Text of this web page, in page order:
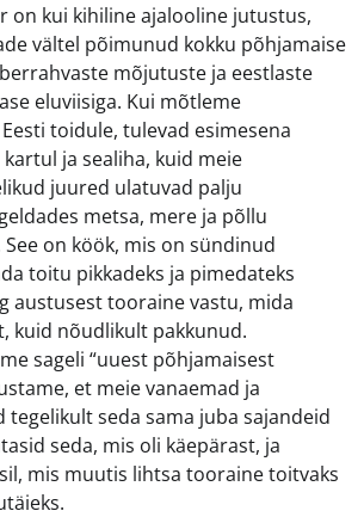
on kui kihiline ajalooline jutustus,
vältel põimunud kokku põhjamaise
mõjutuste ja eestlaste
eluviisiga. Kui mõtleme
toidule, tulevad esimesena
ja sealiha, kuid meie
juured ulatuvad palju
metsa, mere ja põllu
on köök, mis on sündinud
toitu pikkadeks ja pimedateks
austusest tooraine vastu, mida
kuid nõudlikult pakkunud.
sageli “uuest põhjamaisest
et meie vanaemad ja
tegelikult seda sama juba sajandeid
seda, mis oli käepärast, ja
mis muutis lihtsa tooraine toitvaks